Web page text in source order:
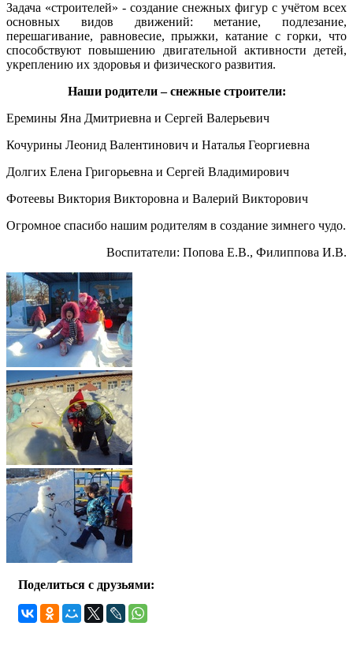
Задача «строителей» - создание снежных фигур с учётом всех
основных видов движений: метание, подлезание,
перешагивание, равновесие, прыжки, катание с горки, что
способствуют повышению двигательной активности детей,
укреплению их здоровья и физического развития.
Наши родители – снежные строители:
Еремины Яна Дмитриевна и Сергей Валерьевич
Кочурины Леонид Валентинович и Наталья Георгиевна
Долгих Елена Григорьевна и Сергей Владимирович
Фотеевы Виктория Викторовна и Валерий Викторович
Огромное спасибо нашим родителям в создание зимнего чудо.
Воспитатели: Попова Е.В., Филиппова И.В.
Поделиться с друзьями: